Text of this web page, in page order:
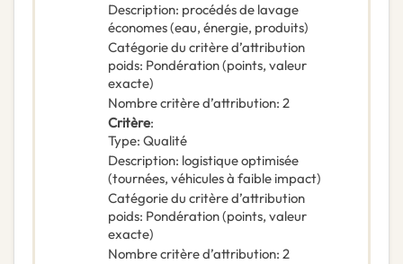
Description: procédés de lavage
économes (eau, énergie, produits)
Catégorie du critère d’attribution
poids: Pondération (points, valeur
exacte)
Nombre critère d’attribution: 2
Critère:
Type: Qualité
Description: logistique optimisée
(tournées, véhicules à faible impact)
Catégorie du critère d’attribution
poids: Pondération (points, valeur
exacte)
Nombre critère d’attribution: 2